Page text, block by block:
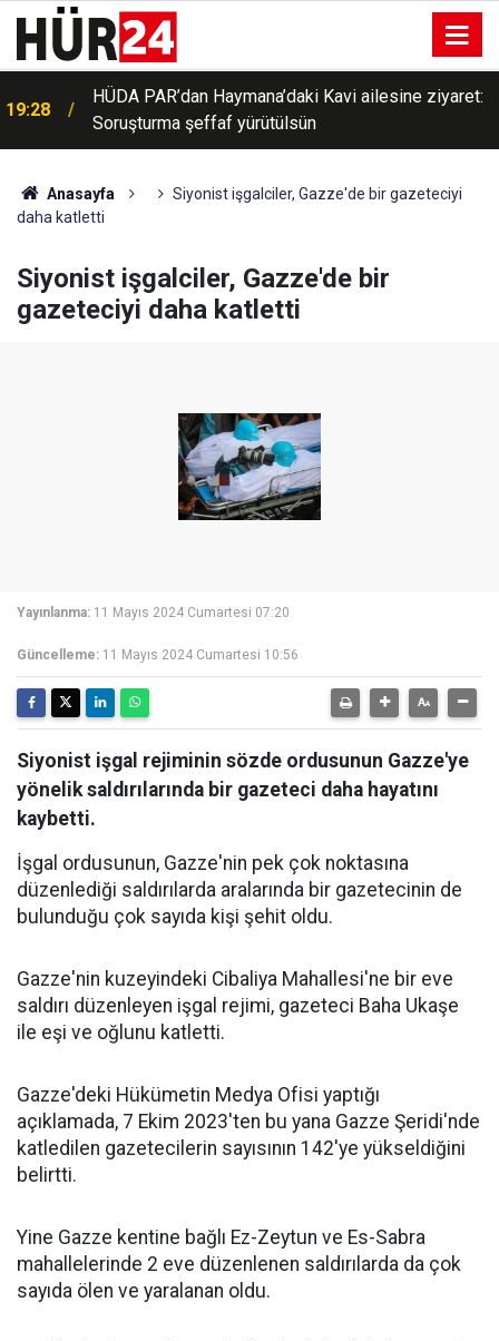
19:28
HÜDA PAR’dan Haymana’daki Kavi ailesine ziyaret:
Soruşturma şeffaf yürütülsün
Anasayfa
Siyonist işgalciler, Gazze'de bir gazeteciyi
daha katletti
Siyonist işgalciler, Gazze'de bir
gazeteciyi daha katletti
Yayınlanma: 11 Mayıs 2024 Cumartesi 07:20
Güncelleme: 11 Mayıs 2024 Cumartesi 10:56
Siyonist işgal rejiminin sözde ordusunun Gazze'ye
yönelik saldırılarında bir gazeteci daha hayatını
kaybetti.
İşgal ordusunun, Gazze'nin pek çok noktasına
düzenlediği saldırılarda aralarında bir gazetecinin de
bulunduğu çok sayıda kişi şehit oldu.
Gazze'nin kuzeyindeki Cibaliya Mahallesi'ne bir eve
saldırı düzenleyen işgal rejimi, gazeteci Baha Ukaşe
ile eşi ve oğlunu katletti.
Gazze'deki Hükümetin Medya Ofisi yaptığı
açıklamada, 7 Ekim 2023'ten bu yana Gazze Şeridi'nde
katledilen gazetecilerin sayısının 142'ye yükseldiğini
belirtti.
Yine Gazze kentine bağlı Ez-Zeytun ve Es-Sabra
mahallelerinde 2 eve düzenlenen saldırılarda da çok
sayıda ölen ve yaralanan oldu.